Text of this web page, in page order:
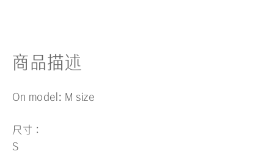
商品描述
On model: M size
尺寸：
S